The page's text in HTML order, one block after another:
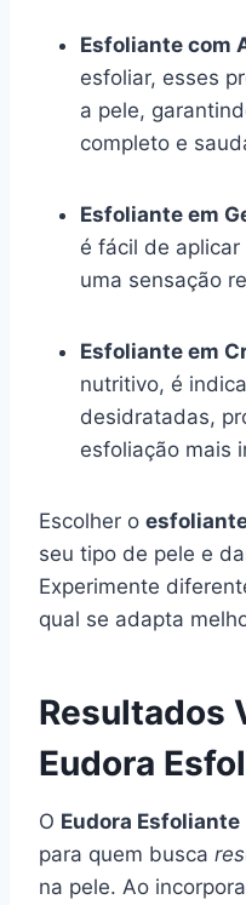
Esfoliante com
esfoliar, esses
a pele,
completo e
Esfoliante em
é fácil de
uma sensação
Esfoliante em
nutritivo, é
desidratadas,
esfoliação mais
Escolher o
seu tipo de pele e
Experimente
qual se adapta
Resultados
Eudora
O Eudora Esfoliante
para quem busca
na pele. Ao